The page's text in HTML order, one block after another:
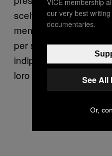
scelte di design,
mente che alcuni bot
per svolgere alcuni
indipendentemente e
loro creatore.
our very best
documentaries.
See All
Or,